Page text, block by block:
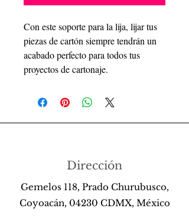
Con este soporte para la lija, lijar tus
piezas de cartón siempre tendrán un
acabado perfecto para todos tus
proyectos de cartonaje.
Dirección
Gemelos 118, Prado Churubusco,
Coyoacán, 04230 CDMX, México